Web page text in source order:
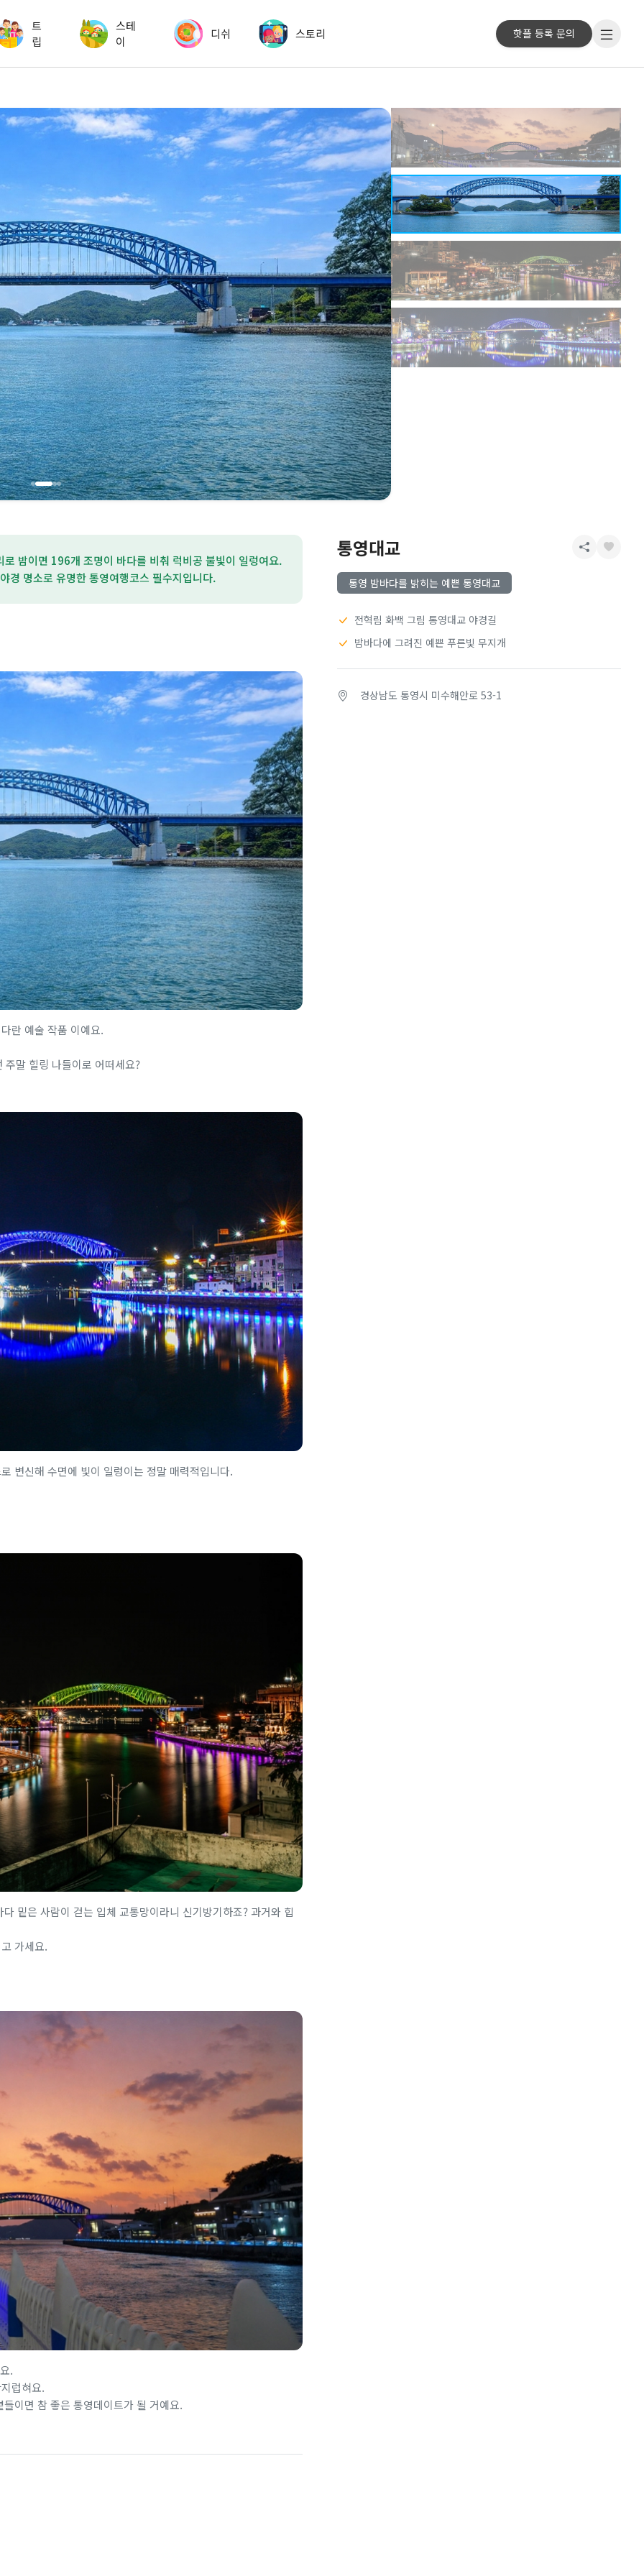
트
립
스테
이
디쉬 스토리 핫플 등록
밤이면 196개 조명이 바다를 비춰 럭비공 불빛이 일렁여요.
경 명소로 유명한 통영여행코스 필수지입니다.
란 예술 작품 이예요.
말 힐링 나들이로 어떠세요?
변신해 수면에 빛이 일렁이는 정말 매력적입니다.
밑은 사람이 걷는 입체 교통망이라니 신기방기하죠? 과거와 힙
가세요.
.
럽혀요.
이면 참 좋은 통영데이트가 될 거예요.
통영대교
통영 밤바다를 밝히는 예쁜 통영대교
전혁림 화백 그림 통영대교 야경길
밤바다에 그려진 예쁜 푸른빛 무지개
경상남도 통영시 미수해안로 53-1